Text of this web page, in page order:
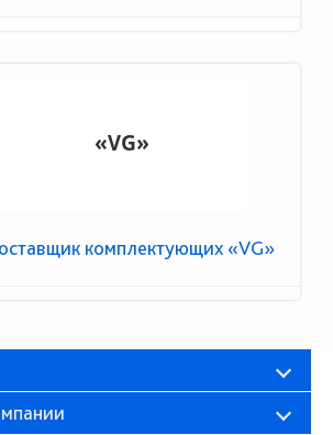
комплектующих «VG»